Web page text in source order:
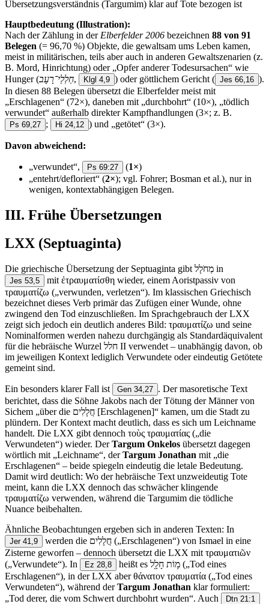
Übersetzungsverständnis (Targumim) klar auf Tote bezogen ist
Hauptbedeutung (Illustration):
Nach der Zählung in der Elberfelder 2006 bezeichnen 88 von 91
Belegen (= 96,70 %) Objekte, die gewaltsam ums Leben kamen,
meist in militärischen, teils aber auch in anderen Gewaltszenarien (z.
B. Mord, Hinrichtung) oder „Opfer anderer Todesursachen“ wie
Hunger (חַלְלֵי־רָעָב, Klgl 4,9 ) oder göttlichem Gericht ( Jes 66,16 ).
In diesen 88 Belegen übersetzt die Elberfelder meist mit
„Erschlagenen“ (72×), daneben mit „durchbohrt“ (10×), „tödlich
verwundet“ außerhalb direkter Kampfhandlungen (3×; z. B.
Ps 69,27 ; Hi 24,12 ) und „getötet“ (3×).
Davon abweichend:
„verwundet“, Ps 69:27 (1×)
„entehrt/defloriert“ (2×); vgl. Fohrer; Bosman et al.), nur in
wenigen, kontextabhängigen Belegen.
III. Frühe Übersetzungen
LXX (Septuaginta)
Die griechische Übersetzung der Septuaginta gibt מְחֹלָל in
Jes 53,5
mit ἐτραυματίσθη wieder, einem Aoristpassiv von
τραυματίζω („verwunden, verletzen“). Im klassischen Griechisch
bezeichnet dieses Verb primär das Zufügen einer Wunde, ohne
zwingend den Tod einzuschließen. Im Sprachgebrauch der LXX
zeigt sich jedoch ein deutlich anderes Bild: τραυματίζω und seine
Nominalformen werden nahezu durchgängig als Standardäquivalent
für die hebräische Wurzel חלל II verwendet – unabhängig davon, ob
im jeweiligen Kontext lediglich Verwundete oder eindeutig Getötete
gemeint sind.
Ein besonders klarer Fall ist Gen 34,27 . Der masoretische Text
berichtet, dass die Söhne Jakobs nach der Tötung der Männer von
Sichem „über die חֲלָלִים [Erschlagenen]“ kamen, um die Stadt zu
plündern. Der Kontext macht deutlich, dass es sich um Leichname
handelt. Die LXX gibt dennoch τοὺς τραυματίας („die
Verwundeten“) wieder. DerTargum Onkelos übersetzt dagegen
wörtlich mit „Leichname“, derTargum Jonathan mit „die
Erschlagenen“ – beide spiegeln eindeutig die letale Bedeutung.
Damit wird deutlich: Wo der hebräische Text unzweideutig Tote
meint, kann die LXX dennoch das schwächer klingende
τραυματίζω verwenden, während die Targumim die tödliche
Nuance beibehalten.
Ähnliche Beobachtungen ergeben sich in anderen Texten: In
Jer 41,9
werden die חֲלָלִים („Erschlagenen“) von Ismael in eine
Zisterne geworfen – dennoch übersetzt die LXX mit τραυματιῶν
(„Verwundete“). In
Ez 28,8
heißt es מ֥וֹת חָלָ֖ל („Tod eines
Erschlagenen“), in der LXX aber θάνατον τραυματία („Tod eines
Verwundeten“), während derTargum Jonathan klar formuliert:
„Tod derer, die vom Schwert durchbohrt wurden“. Auch
Dtn 21:1